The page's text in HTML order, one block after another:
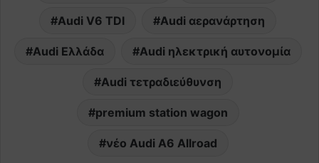
Audi V6 TDI Audi αερανάρτηση
Audi Ελλάδα Audi ηλεκτρική αυτονομία
Audi τετραδιεύθυνση
premium station wagon
νέο Audi A6 Allroad